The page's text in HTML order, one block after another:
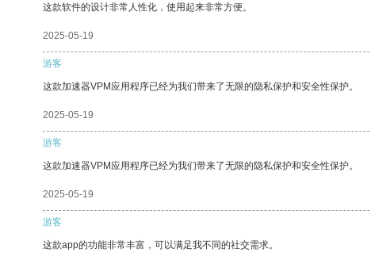
这款软件的设计非常人性化，使用起来非常方便。
2025-05-19
游客
这款加速器VPM应用程序已经为我们带来了无限的隐私保护和安全性保护。
2025-05-19
游客
这款加速器VPM应用程序已经为我们带来了无限的隐私保护和安全性保护。
2025-05-19
游客
这款app的功能非常丰富，可以满足我不同的社交需求。